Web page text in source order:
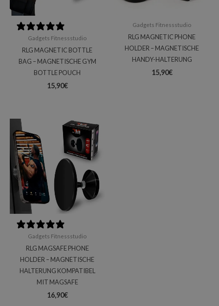
Gadgets Fitnessstudio
RLG MAGNETIC BOTTLE
BAG – MAGNETISCHE GYM
BOTTLE POUCH
15,90€
Gadgets Fitnessstudio
RLG MAGNETIC PHONE
HOLDER – MAGNETISCHE
HANDY-HALTERUNG
15,90€
Gadgets Fitnessstudio
RLG MAGSAFE PHONE
HOLDER – MAGNETISCHE
HALTERUNG KOMPATIBEL
MIT MAGSAFE
16,90€